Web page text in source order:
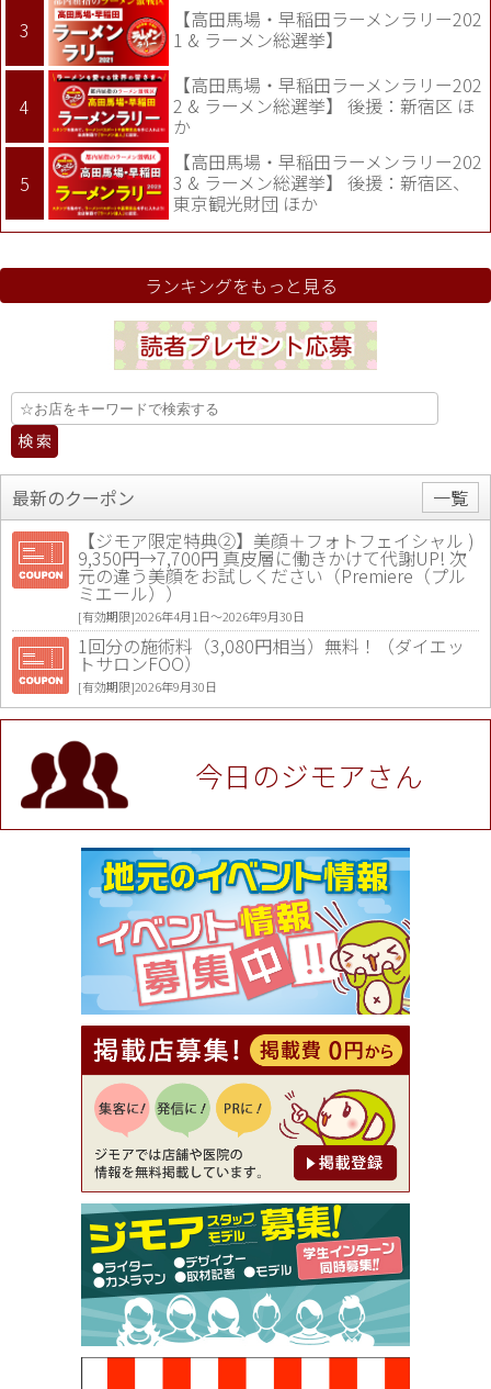
【高田馬場・早稲田ラーメンラリー202
1 & ラーメン総選挙】
【高田馬場・早稲田ラーメンラリー202
2 & ラーメン総選挙】 後援：新宿区 ほ
か
【高田馬場・早稲田ラーメンラリー202
3 & ラーメン総選挙】 後援：新宿区、
東京観光財団 ほか
ランキングをもっと見る
最新のクーポン
一覧
【ジモア限定特典②】美顔＋フォトフェイシャル )
9,350円→7,700円 真皮層に働きかけて代謝UP! 次
元の違う美顔をお試しください（Premiere（プル
ミエール））
[有効期限]2026年4月1日〜2026年9月30日
1回分の施術料（3,080円相当）無料！（ダイエッ
トサロンFOO）
[有効期限]2026年9月30日
値段提示後「ジモア見た」で更に買い取り金額 U
P！※チケットと新品商品は除く（大黒屋 高田馬場
駅前店）
[有効期限]2026年9月30日
★ジモア限定特典★ お会計より全品5％OFF（ナチ
ュラル＆ハンドメイドショップ［マキマキ］）
[有効期限]2026年9月30日まで
【ジモア限定①】初回割引 特価 VIO脱毛11,000円
⇒8,800円（メンズ専門ワックス脱毛サロン Mickle
（ミックル））
[有効期限]2026年9月30日
【ジモア読者特典2】コース 3,500円→3,000円（料
理5品+2時間飲み放題）（創作イタリアン Pia Cu
ore（ピアクオーレ））
[有効期限]2026年9月30日
【ジモア読者特典1】料理全品20％OFF ※18時以
降（創作イタリアン Pia Cuore（ピアクオーレ））
[有効期限]2026年9月30日
【ジモア限定②】初回割引 特価 鼻毛脱毛 半額 2,2
00円⇒1,100円（メンズ専門ワックス脱毛サロン Mi
ckle（ミックル））
[有効期限]2026年9月30日
【ジモア限定特典①】まつ毛カール 3,850円→ 2,7
50円（Premiere（プルミエール））
[有効期限]2026年9月30日
焼き餃子 一皿サービス（餃子酒場たっちゃん 西
早稲田店）
[有効期限]2026年9月30日
今日のジモアさん